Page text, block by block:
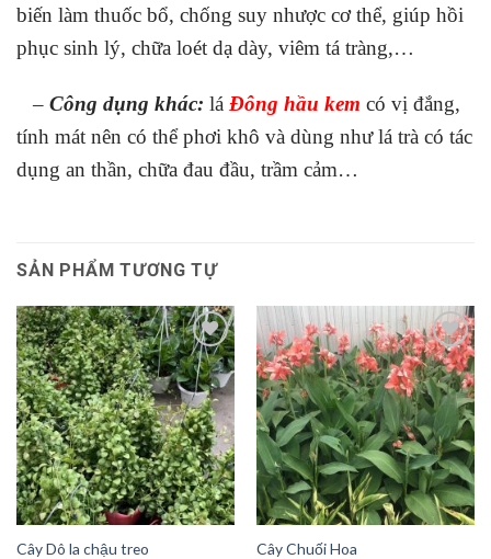
biến làm thuốc bổ, chống suy nhược cơ thể, giúp hồi
phục sinh lý, chữa loét dạ dày, viêm tá tràng,…
– Công dụng khác: lá Đông hầu kem có vị đắng,
tính mát nên có thể phơi khô và dùng như lá trà có tác
dụng an thần, chữa đau đầu, trầm cảm…
SẢN PHẨM TƯƠNG TỰ
Add to
Wishlist
Cây Dô la chậu treo
Add to
Wishlist
Cây Chuối Hoa